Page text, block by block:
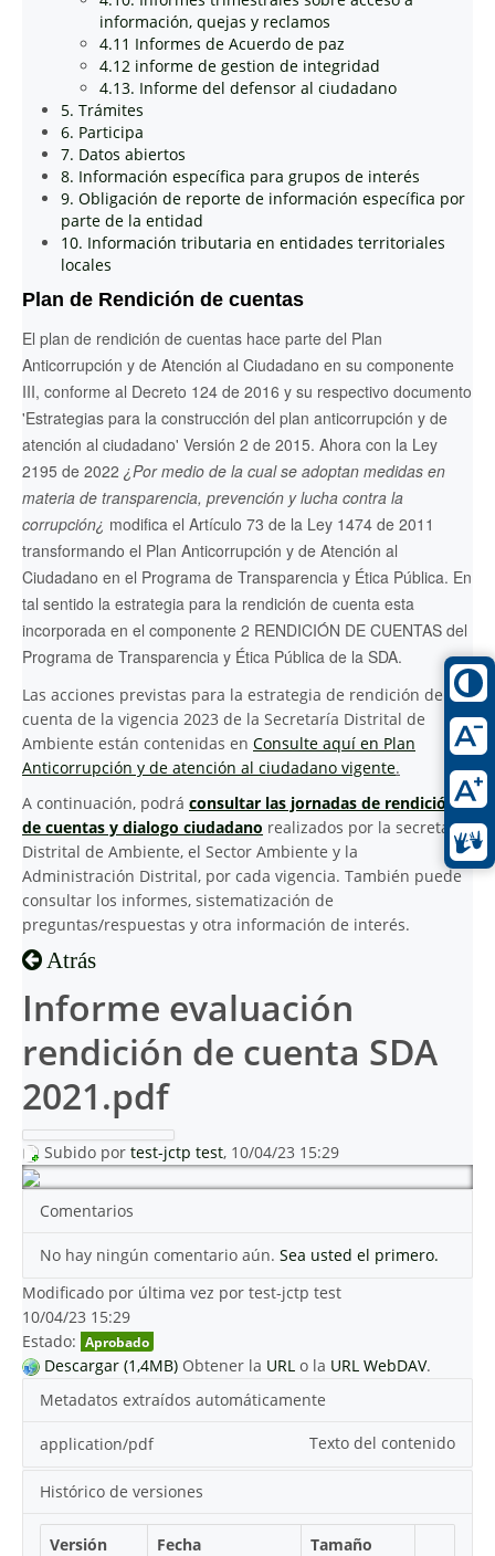
información, quejas y reclamos
4.11 Informes de Acuerdo de paz
4.12 informe de gestion de integridad
4.13. Informe del defensor al ciudadano
5. Trámites
6. Participa
7. Datos abiertos
8. Información específica para grupos de interés
9. Obligación de reporte de información específica por
parte de la entidad
10. Información tributaria en entidades territoriales
locales
Plan de Rendición de cuentas
El plan de rendición de cuentas hace parte del Plan
Anticorrupción y de Atención al Ciudadano en su componente
III, conforme al Decreto 124 de 2016 y su respectivo documento
'Estrategias para la construcción del plan anticorrupción y de
atención al ciudadano' Versión 2 de 2015. Ahora con la Ley
2195 de 2022 ¿Por medio de la cual se adoptan medidas en
materia de transparencia, prevención y lucha contra la
corrupción¿ modifica el Artículo 73 de la Ley 1474 de 2011
transformando el Plan Anticorrupción y de Atención al
Ciudadano en el Programa de Transparencia y Ética Pública. En
tal sentido la estrategia para la rendición de cuenta esta
incorporada en el componente 2 RENDICIÓN DE CUENTAS del
Programa de Transparencia y Ética Pública de la SDA.
Las acciones previstas para la estrategia de rendición de
cuenta de la vigencia 2023 de la Secretaría Distrital de
Ambiente están contenidas en Consulte aquí en Plan
Anticorrupción y de atención al ciudadano vigente.
A continuación, podrá consultar las jornadas de rendición
de cuentas y dialogo ciudadano realizados por la secretaria
Distrital de Ambiente, el Sector Ambiente y la
Administración Distrital, por cada vigencia. También puede
consultar los informes, sistematización de
preguntas/respuestas y otra información de interés.
Atrás
Informe evaluación
rendición de cuenta SDA
2021.pdf
Subido por test-jctp test, 10/04/23 15:29
Comentarios
No hay ningún comentario aún. Sea usted el primero.
Modificado por última vez por test-jctp test
10/04/23 15:29
Estado: Aprobado
Descargar (1,4MB) Obtener la URL o la URL WebDAV.
Metadatos extraídos automáticamente
Texto del contenido
application/pdf
Histórico de versiones
Versión Fecha
Tamaño